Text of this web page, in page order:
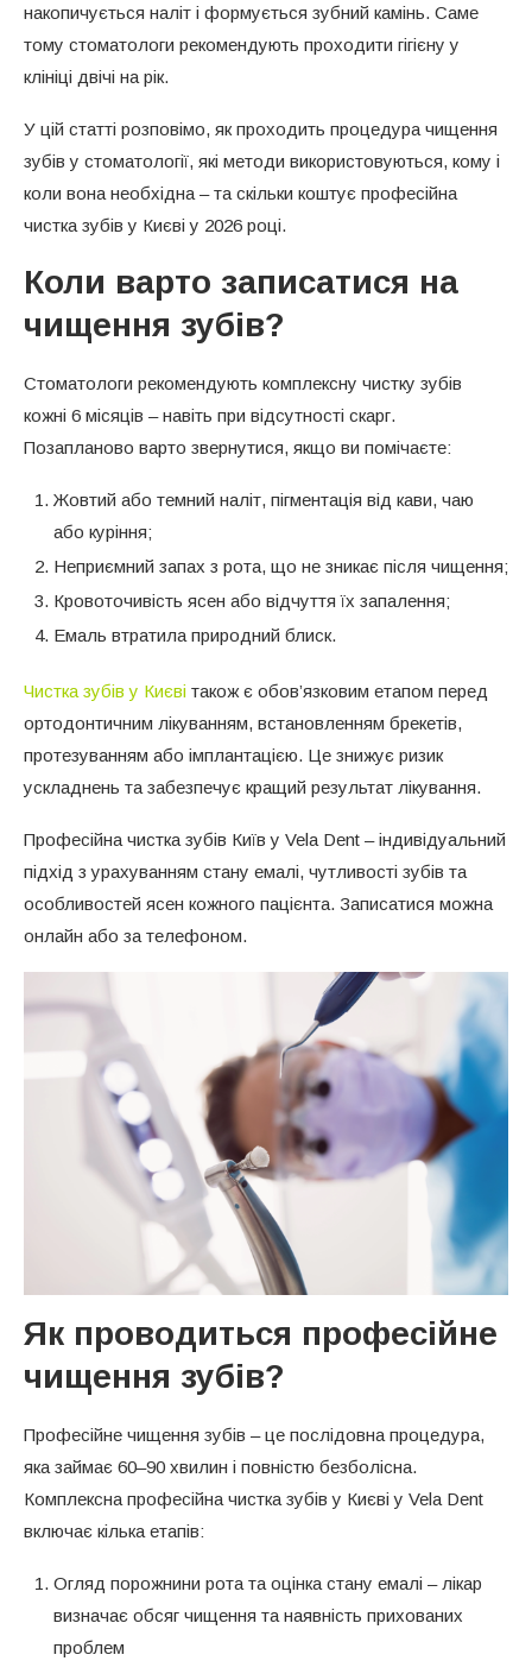
накопичується наліт і формується зубний камінь. Саме
тому стоматологи рекомендують проходити гігієну у
клініці двічі на рік.
У цій статті розповімо, як проходить процедура чищення
зубів у стоматології, які методи використовуються, кому і
коли вона необхідна – та скільки коштує професійна
чистка зубів у Києві у 2026 році.
Коли варто записатися на
чищення зубів?
Стоматологи рекомендують комплексну чистку зубів
кожні 6 місяців – навіть при відсутності скарг.
Позапланово варто звернутися, якщо ви помічаєте:
Жовтий або темний наліт, пігментація від кави, чаю
або куріння;
Неприємний запах з рота, що не зникає після чищення;
Кровоточивість ясен або відчуття їх запалення;
Емаль втратила природний блиск.
Чистка зубів у Києві також є обов’язковим етапом перед
ортодонтичним лікуванням, встановленням брекетів,
протезуванням або імплантацією. Це знижує ризик
ускладнень та забезпечує кращий результат лікування.
Професійна чистка зубів Київ у Vela Dent – індивідуальний
підхід з урахуванням стану емалі, чутливості зубів та
особливостей ясен кожного пацієнта. Записатися можна
онлайн або за телефоном.
Як проводиться професійне
чищення зубів?
Професійне чищення зубів – це послідовна процедура,
яка займає 60–90 хвилин і повністю безболісна.
Комплексна професійна чистка зубів у Києві у Vela Dent
включає кілька етапів:
Огляд порожнини рота та оцінка стану емалі – лікар
визначає обсяг чищення та наявність прихованих
проблем